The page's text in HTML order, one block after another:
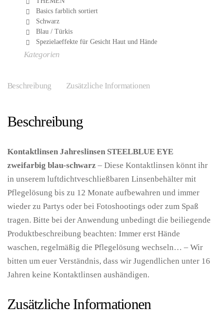
Basics farblich sortiert
Schwarz
Blau / Türkis
Spezielaeffekte für Gesicht Haut und Hände
Kategorien
Beschreibung Zusätzliche Informationen
Beschreibung
Kontaktlinsen Jahreslinsen STEELBLUE EYE
zweifarbig blau-schwarz – Diese Kontaktlinsen könnt ihr
in unserem luftdichtveschließbaren Linsenbehälter mit
Pflegelösung bis zu 12 Monate aufbewahren und immer
wieder zu Partys oder bei Fotoshootings oder zum Spaß
tragen. Bitte bei der Anwendung unbedingt die beiliegende
Produktbeschreibung beachten: Immer erst Hände
waschen, regelmäßig die Pflegelösung wechseln… – Wir
bitten um euer Verständnis, dass wir Jugendlichen unter 16
Jahren keine Kontaktlinsen aushändigen.
Zusätzliche Informationen